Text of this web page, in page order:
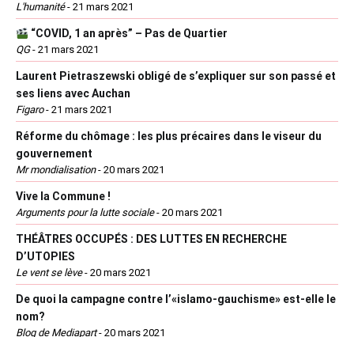
L'humanité- 21 mars 2021
“COVID, 1 an après” – Pas de Quartier
QG- 21 mars 2021
Laurent Pietraszewski obligé de s’expliquer sur son passé et
ses liens avec Auchan
Figaro- 21 mars 2021
Réforme du chômage : les plus précaires dans le viseur du
gouvernement
Mr mondialisation- 20 mars 2021
Vive la Commune !
Arguments pour la lutte sociale- 20 mars 2021
THÉÂTRES OCCUPÉS : DES LUTTES EN RECHERCHE
D’UTOPIES
Le vent se lève- 20 mars 2021
De quoi la campagne contre l’«islamo-gauchisme» est-elle le
nom?
Blog de Mediapart- 20 mars 2021